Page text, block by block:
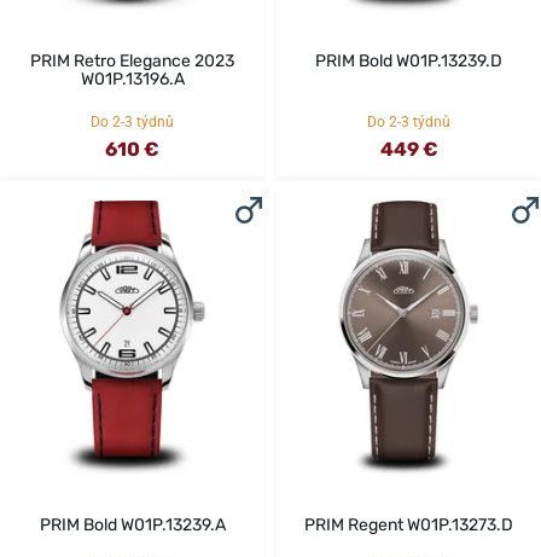
PRIM Retro Elegance 2023
W01P.13196.A
Do 2-3 týdnů
610 €
PRIM Bold W01P.13239.D
Do 2-3 týdnů
449 €
PRIM Bold W01P.13239.A PRIM Regent W01P.13273.D